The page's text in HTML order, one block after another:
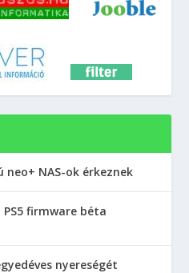
neo+ NAS-ok érkeznek
firmware béta
nyereségét